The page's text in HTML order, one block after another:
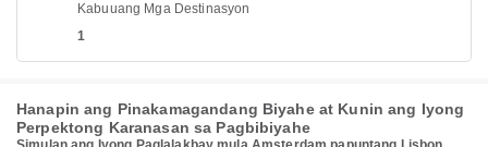
Kabuuang Mga Destinasyon
1
Hanapin ang Pinakamagandang Biyahe at Kunin ang Iyong
Perpektong Karanasan sa Pagbibiyahe